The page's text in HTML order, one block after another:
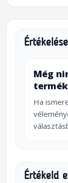
Még
Ha
Értékeld